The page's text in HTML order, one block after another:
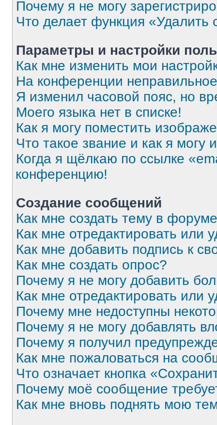
Почему я не могу
Что делает функция
Параметры и настройки
Как мне изменить мои
На конференции
Я изменил часовой пояс, но
Моего языка нет в списке!
Как я могу поместить
Что такое звание и как я могу
Когда я щёлкаю по ссылке
конференцию!
Создание сообщений
Как мне создать тему в
Как мне отредактировать или
Как мне добавить подпись к
Как мне создать опрос?
Почему я не могу добавить
Как мне отредактировать или
Почему мне недоступны
Почему я не могу добавлять
Почему я получил
Как мне пожаловаться на
Что означает кнопка
Почему моё сообщение
Как мне вновь поднять мою